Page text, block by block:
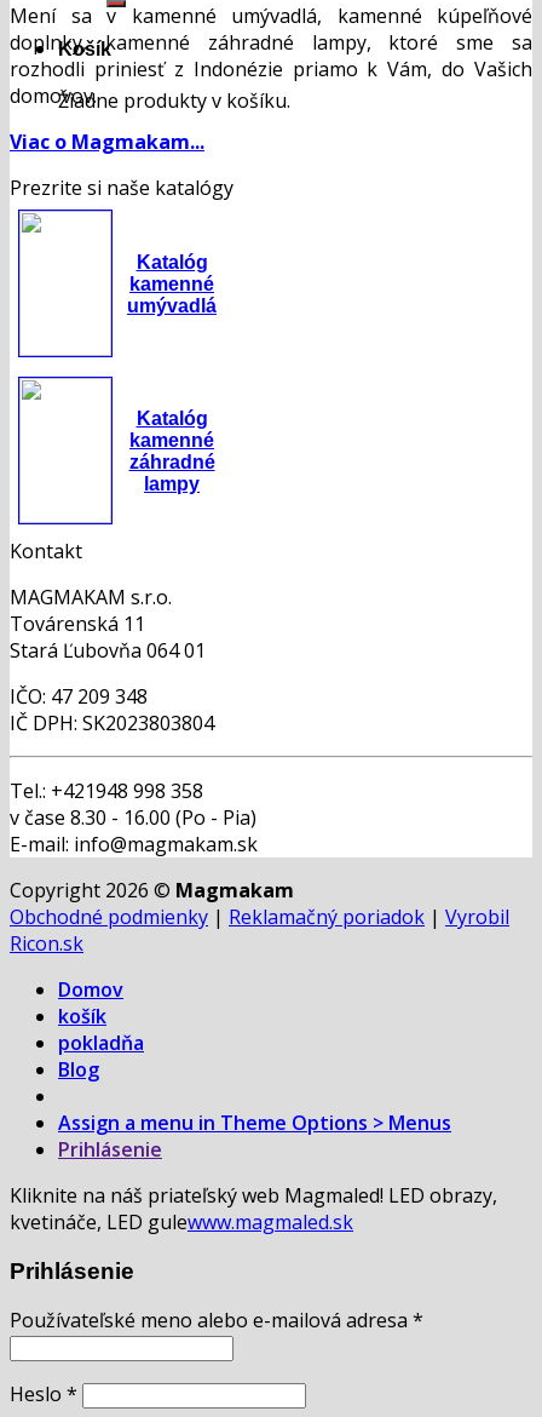
Košík
Žiadne produkty v košíku.
Mení sa v kamenné umývadlá, kamenné kúpeľňové
doplnky, kamenné záhradné lampy, ktoré sme sa
rozhodli priniesť z Indonézie priamo k Vám, do Vašich
domovov.
Viac o Magmakam...
Prezrite si naše katalógy
Katalóg
kamenné
umývadlá
Katalóg
kamenné
záhradné
lampy
Kontakt
MAGMAKAM s.r.o.
Továrenská 11
Stará Ľubovňa 064 01
IČO: 47 209 348
IČ DPH: SK2023803804
Tel.: +421948 998 358
v čase 8.30 - 16.00 (Po - Pia)
E-mail: info@magmakam.sk
Copyright 2026 © Magmakam
Obchodné podmienky | Reklamačný poriadok | Vyrobil
Ricon.sk
Domov
košík
pokladňa
Blog
Assign a menu in Theme Options > Menus
Prihlásenie
Kliknite na náš priateľský web Magmaled! LED obrazy,
kvetináče, LED gulewww.magmaled.sk
Prihlásenie
Používateľské meno alebo e-mailová adresa *
Heslo *